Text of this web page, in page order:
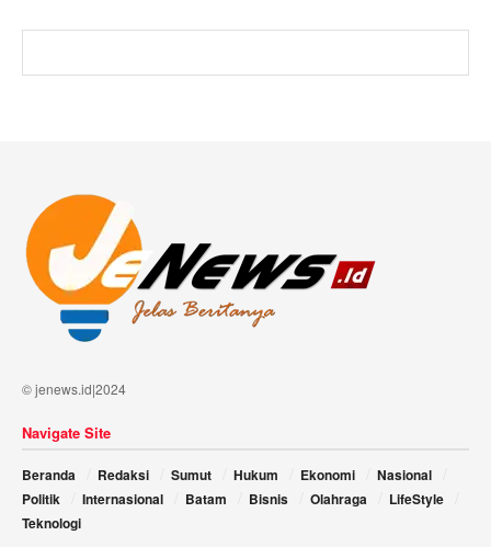
© jenews.id|2024
Navigate Site
Beranda Redaksi Sumut Hukum Ekonomi
Nasional
Politik
Internasional Batam Bisnis Olahraga
LifeStyle
Teknologi